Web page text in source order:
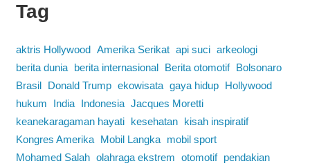
Tag
aktris Hollywood Amerika Serikat api suci arkeologi
berita dunia
berita internasional Berita otomotif
Bolsonaro
Brasil
Donald Trump ekowisata gaya hidup
Hollywood
hukum
India Indonesia Jacques Moretti
keanekaragaman hayati
kesehatan
kisah inspiratif
Kongres Amerika
Mobil Langka
mobil sport
Mohamed Salah olahraga ekstrem otomotif
pendakian